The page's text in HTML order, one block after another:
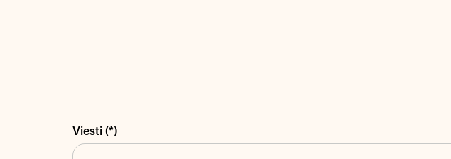
Viesti